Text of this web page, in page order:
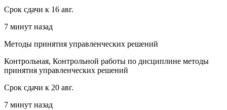
Срок сдачи к 16 авг.
7 минут назад
Методы принятия управленческих решений
Контрольная, Контрольной работы по дисциплине методы
принятия управленческих решений
Срок сдачи к 20 авг.
7 минут назад